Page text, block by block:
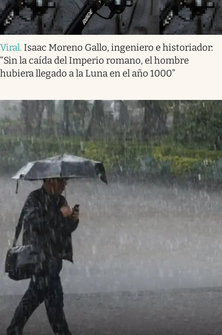
Viral. Isaac Moreno Gallo, ingeniero e historiador:
“Sin la caída del Imperio romano, el hombre
hubiera llegado a la Luna en el año 1000”